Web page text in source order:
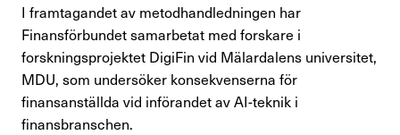
I framtagandet av metodhandledningen har
Finansförbundet samarbetat med forskare i
forskningsprojektet DigiFin vid Mälardalens universitet,
MDU, som undersöker konsekvenserna för
finansanställda vid införandet av AI-teknik i
finansbranschen.